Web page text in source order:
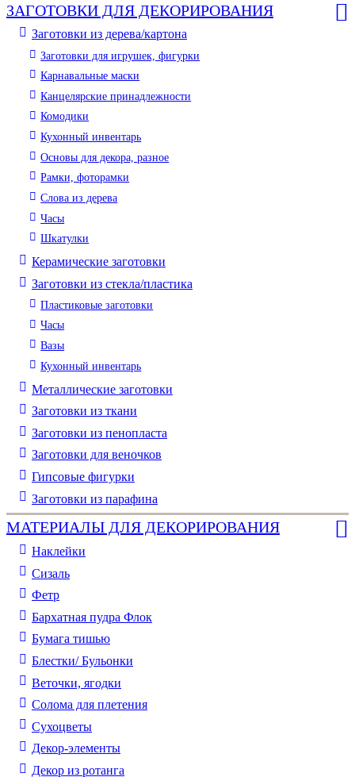
ЗАГОТОВКИ ДЛЯ ДЕКОРИРОВАНИЯ
Заготовки из дерева/картона
Заготовки для игрушек, фигурки
Карнавальные маски
Канцелярские принадлежности
Комодики
Кухонный инвентарь
Основы для декора, разное
Рамки, фоторамки
Слова из дерева
Часы
Шкатулки
Керамические заготовки
Заготовки из стекла/пластика
Пластиковые заготовки
Часы
Вазы
Кухонный инвентарь
Металлические заготовки
Заготовки из ткани
Заготовки из пенопласта
Заготовки для веночков
Гипсовые фигурки
Заготовки из парафина
МАТЕРИАЛЫ ДЛЯ ДЕКОРИРОВАНИЯ
Наклейки
Сизаль
Фетр
Бархатная пудра Флок
Бумага тишью
Блестки/ Бульонки
Веточки, ягодки
Солома для плетения
Cухоцветы
Декор-элементы
Декор из ротанга